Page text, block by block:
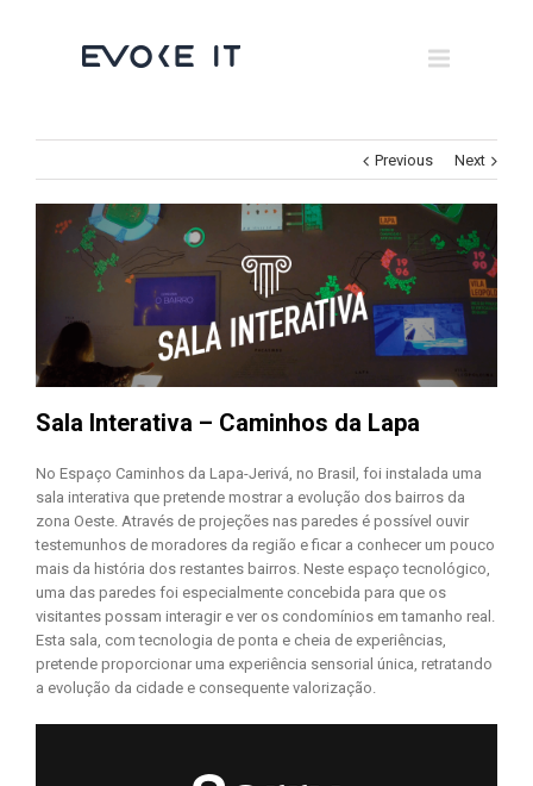
×
Museums
Corporate
All
Previous Next
Sala Interativa – Caminhos da Lapa
No Espaço Caminhos da Lapa-Jerivá, no Brasil, foi instalada uma
sala interativa que pretende mostrar a evolução dos bairros da
zona Oeste. Através de projeções nas paredes é possível ouvir
testemunhos de moradores da região e ficar a conhecer um pouco
mais da história dos restantes bairros. Neste espaço tecnológico,
uma das paredes foi especialmente concebida para que os
visitantes possam interagir e ver os condomínios em tamanho real.
Esta sala, com tecnologia de ponta e cheia de experiências,
pretende proporcionar uma experiência sensorial única, retratando
a evolução da cidade e consequente valorização.